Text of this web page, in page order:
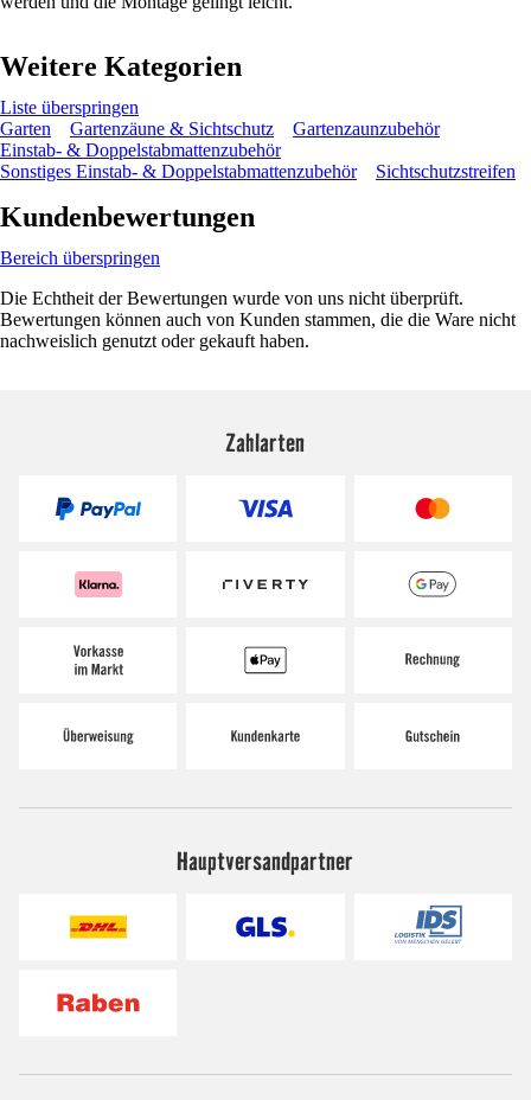
Weitere Kategorien
Liste überspringen
Garten
Gartenzäune & Sichtschutz
Gartenzaunzubehör
Einstab- & Doppelstabmattenzubehör
Sonstiges Einstab- & Doppelstabmattenzubehör
Sichtschutzstreifen
Kundenbewertungen
Bereich überspringen
Die Echtheit der Bewertungen wurde von uns nicht überprüft.
Bewertungen können auch von Kunden stammen, die die Ware nicht
nachweislich genutzt oder gekauft haben.
Zahlarten
Hauptversandpartner